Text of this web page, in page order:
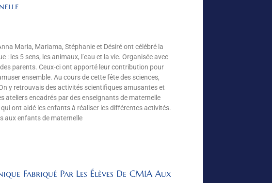
Maria, Mariama, Stéphanie et Désiré ont célébré la
: les 5 sens, les animaux, l’eau et la vie. Organisée avec
parents. Ceux-ci ont apporté leur contribution pour
ensemble. Au cours de cette fête des sciences,
y retrouvais des activités scientifiques amusantes et
ateliers encadrés par des enseignants de maternelle
ont aidé les enfants à réaliser les différentes activités.
aux enfants de maternelle
Fabriqué Par Les Élèves De CM1A Aux